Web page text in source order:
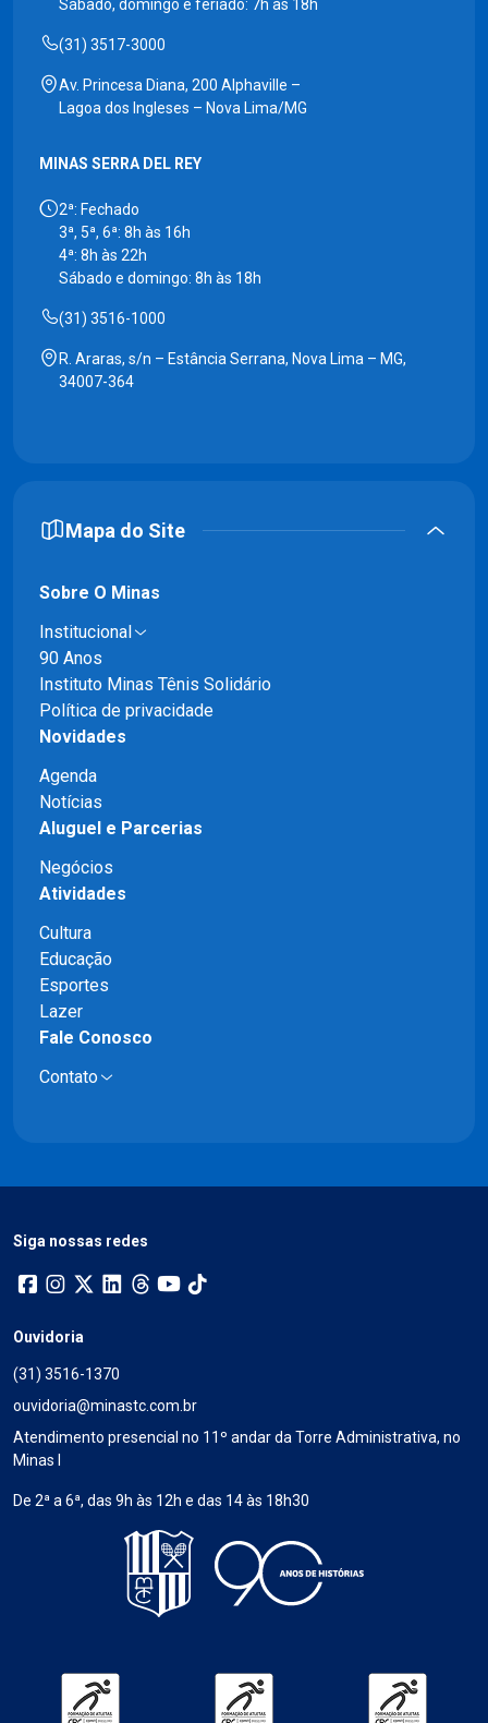
Sábado, domingo e feriado: 7h às 18h
(31) 3517-3000
Av. Princesa Diana, 200 Alphaville –
Lagoa dos Ingleses – Nova Lima/MG
MINAS SERRA DEL REY
2ª: Fechado
3ª, 5ª, 6ª: 8h às 16h
4ª: 8h às 22h
Sábado e domingo: 8h às 18h
(31) 3516-1000
R. Araras, s/n – Estância Serrana, Nova Lima – MG,
34007-364
Mapa do Site
Sobre O Minas
Institucional
90 Anos
Instituto Minas Tênis Solidário
Política de privacidade
Novidades
Agenda
Notícias
Aluguel e Parcerias
Negócios
Atividades
Cultura
Educação
Esportes
Lazer
Fale Conosco
Contato
Siga nossas redes
Ouvidoria
(31) 3516-1370
ouvidoria@minastc.com.br
Atendimento presencial no 11º andar da Torre Administrativa, no
Minas I
De 2ª a 6ª, das 9h às 12h e das 14 às 18h30